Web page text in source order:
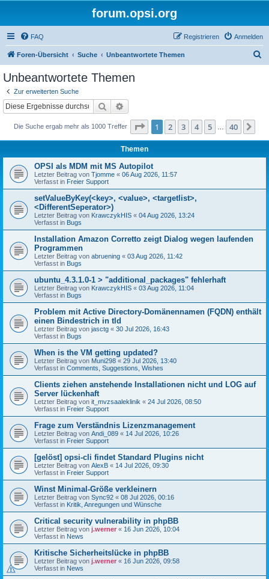
forum.opsi.org
FAQ Anmelden
Registrieren
Foren-Übersicht Suche Unbeantwortete Themen
Unbeantwortete Themen
Zur erweiterten Suche
Suche
Die Suche ergab mehr als 1000 Treffer Seite 1von 40
1 2 3 4 5 40
Themen
OPSI als MDM mit MS Autopilot
Letzter Beitrag von Tjomme « 06 Aug 2026, 11:57
Verfasst in Freier Support
setValueByKey(<key>, <value>, <targetlist>,
<DifferentSeperator>)
Letzter Beitrag von KrawczykHIS « 04 Aug 2026, 13:24
Verfasst in Bugs
Installation Amazon Corretto zeigt Dialog wegen laufenden
Programmen
Letzter Beitrag von abruening « 03 Aug 2026, 11:42
Verfasst in Bugs
ubuntu_4.3.1.0-1 > "additional_packages" fehlerhaft
Letzter Beitrag von KrawczykHIS « 03 Aug 2026, 11:04
Verfasst in Bugs
Problem mit Active Directory-Domänennamen (FQDN) enthält
einen Bindestrich in tld
Letzter Beitrag von jasctg « 30 Jul 2026, 16:43
Verfasst in Bugs
When is the VM getting updated?
Letzter Beitrag von Muni298 « 29 Jul 2026, 13:40
Verfasst in Comments, Suggestions, Wishes
Clients ziehen anstehende Installationen nicht und LOG auf
Server lückenhaft
Letzter Beitrag von it_mvzsaaleklinik « 24 Jul 2026, 08:50
Verfasst in Freier Support
Frage zum Verständnis Lizenzmanagement
Letzter Beitrag von Andi_089 « 14 Jul 2026, 10:26
Verfasst in Freier Support
[gelöst] opsi-cli findet Standard Plugins nicht
Letzter Beitrag von AlexB « 14 Jul 2026, 09:30
Verfasst in Freier Support
Winst Minimal-Größe verkleinern
Letzter Beitrag von Sync92 « 08 Jul 2026, 00:16
Verfasst in Kritik, Anregungen und Wünsche
Critical security vulnerability in phpBB
Letzter Beitrag von j.werner « 16 Jun 2026, 10:04
Verfasst in News
Kritische Sicherheitslücke in phpBB
Letzter Beitrag von j.werner « 16 Jun 2026, 09:58
Verfasst in News